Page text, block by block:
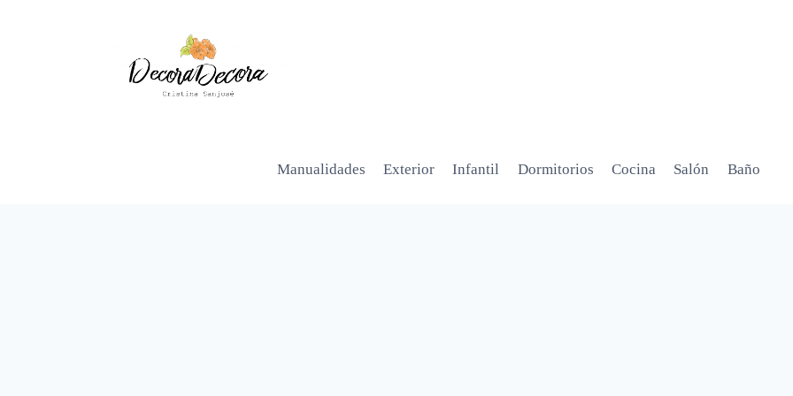
Manualidades Exterior Infantil Dormitorios Cocina Salón Baño